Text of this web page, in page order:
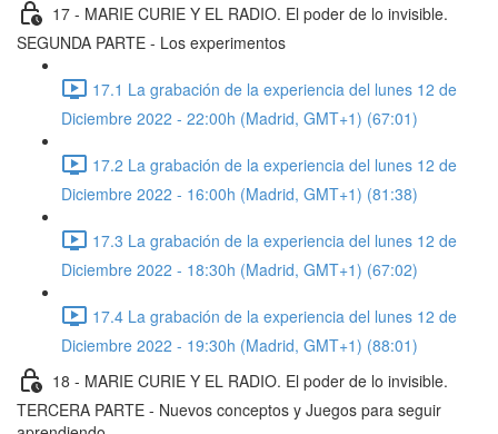
17 - MARIE CURIE Y EL RADIO. El poder de lo invisible.
SEGUNDA PARTE - Los experimentos
17.1 La grabación de la experiencia del lunes 12 de
Diciembre 2022 - 22:00h (Madrid, GMT+1) (67:01)
17.2 La grabación de la experiencia del lunes 12 de
Diciembre 2022 - 16:00h (Madrid, GMT+1) (81:38)
17.3 La grabación de la experiencia del lunes 12 de
Diciembre 2022 - 18:30h (Madrid, GMT+1) (67:02)
17.4 La grabación de la experiencia del lunes 12 de
Diciembre 2022 - 19:30h (Madrid, GMT+1) (88:01)
18 - MARIE CURIE Y EL RADIO. El poder de lo invisible.
TERCERA PARTE - Nuevos conceptos y Juegos para seguir